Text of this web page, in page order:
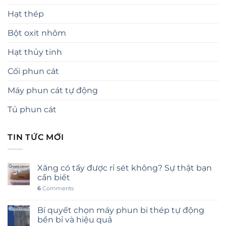
Hạt thép
Bột oxit nhôm
Hạt thủy tinh
Cối phun cát
Máy phun cát tự động
Tủ phun cát
TIN TỨC MỚI
Xăng có tẩy được rỉ sét không? Sự thật bạn
cần biết
6 Comments
Bí quyết chọn máy phun bi thép tự động
bền bỉ và hiệu quả